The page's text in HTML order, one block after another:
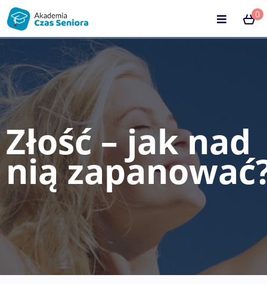
0
Złość – jak nad
nią